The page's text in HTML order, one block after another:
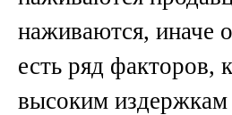
наживаются, иначе
есть ряд факторов,
высоким издержкам